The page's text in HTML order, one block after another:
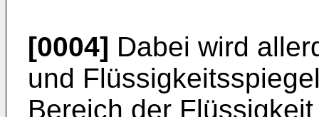
[0004] Dabei wird
und
Bereich der